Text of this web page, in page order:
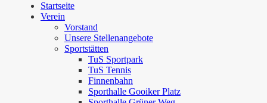
Startseite
Verein
Vorstand
Unsere Stellenangebote
Sportstätten
TuS Sportpark
TuS Tennis
Finnenbahn
Sporthalle Gooiker Platz